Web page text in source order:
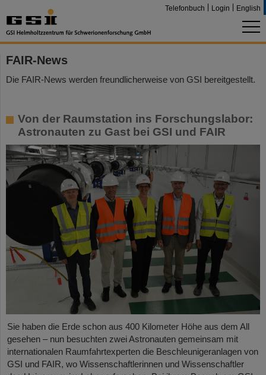
Telefonbuch Login English
FAIR-News
Die FAIR-News werden freundlicherweise von GSI bereitgestellt.
Von der Raumstation ins Forschungslabor:
Astronauten zu Gast bei GSI und FAIR
Sie haben die Erde schon aus 400 Kilometer Höhe aus dem All
gesehen – nun besuchten zwei Astronauten gemeinsam mit
internationalen Raumfahrtexperten die Beschleunigeranlagen von
GSI und FAIR, wo Wissenschaftlerinnen und Wissenschaftler